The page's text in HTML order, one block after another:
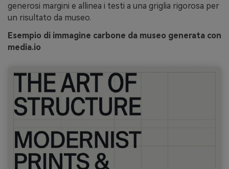
generosi margini e allinea i testi a una griglia rigorosa per
un risultato da museo.
Esempio di immagine carbone da museo generata con
media.io